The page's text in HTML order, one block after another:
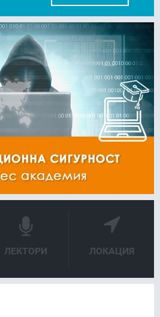
LINKEDIN
ЛЕКТОРИ ЛОКАЦИЯ